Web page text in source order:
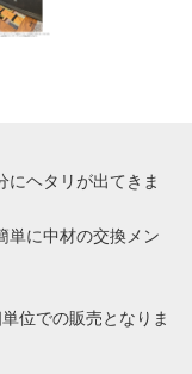
にヘタリが出てきま
単に中材の交換メン
位での販売となりま